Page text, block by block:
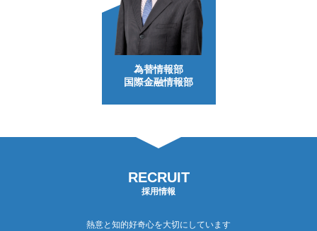
為替情報部
国際金融情報部
RECRUIT
採用情報
熱意と知的好奇心を大切にしています